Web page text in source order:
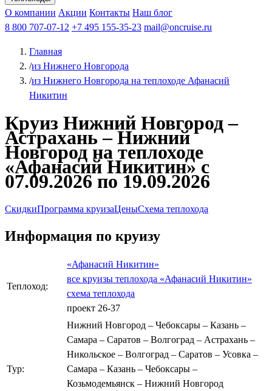
Чебоксарыиз Волгоградаиз Саратова Все города
КазаньВ Нижний НовгородВ ПермьВ Ростов-на-Дону
РыбинскНа СоловкиНа ВалаамПо ОкеПо Енисею
Афанасий Никитин Октябрьская революция
ФединАлександр СвешниковИван
МироновА.С.Попов
О компании Акции Контакты Наш блог
8 800 707-07-12 +7 495 155-35-23 mail@oncruise.ru
Главная
/из Нижнего Новгорода
/из Нижнего Новгорода на теплоходе Афанасий
Никитин
Круиз Нижний Новгород –
Астрахань – Нижний
Новгород на теплоходе
«Афанасий Никитин» с
07.09.2026 по 19.09.2026
СкидкиПрограмма круизаЦеныСхема теплохода
Информация по круизу
Теплоход:
«Афанасий Никитин»
все круизы теплохода «Афанасий Никитин»
схема теплохода
проект 26-37
Тур:
Нижний Новгород – Чебоксары – Казань –
Самара – Саратов – Волгоград – Астрахань –
Никольское – Волгоград – Саратов – Усовка –
Самара – Казань – Чебоксары –
Козьмодемьянск – Нижний Новгород